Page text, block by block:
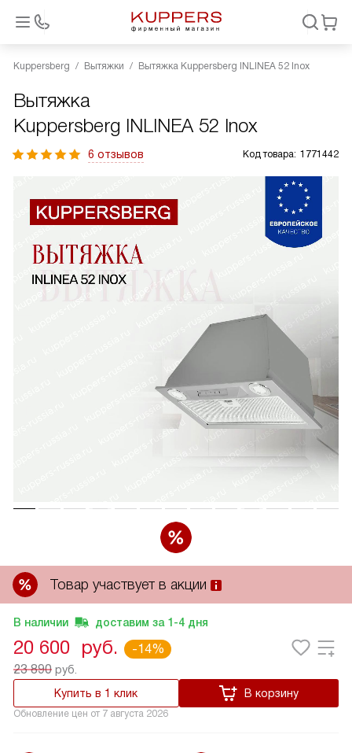
Kuppersberg Вытяжки Вытяжка Kuppersberg INLINEA 52 Inox
Вытяжка
Kuppersberg INLINEA 52 Inox
6 отзывов Код товара: 1771442
Товар участвует в акции
В наличии доставим за 1-4 дня
20 600 руб.
-14%
23 890 руб.
Купить в 1 клик
В корзину
Обновление цен от 7 августа 2026